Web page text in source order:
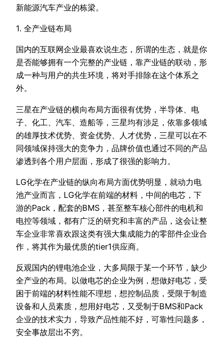
新能源汽车产业的栋梁。
1. 全产业链布局
国内的互联网企业最喜欢说生态，所谓的生态，就是你
是否能够拥有一个完整的产业链，靠产业链的联动，形
成一种与用户的共生环境，将对手排除在这个体系之
外。
三星在产业链的横向布局方面很有优势，半导体、电
子、化工、汽车、造船等，三星均有涉足，依靠多领域
的雄厚技术优势、资金优势、人才优势，三星可以在不
同领域保持强大的竞争力，品牌价值也通过不同的产品
渗透到各个用户层面，形成了很强的影响力。
LG化学在产业链的纵向布局方面优势明显，就动力电
池产业而言，LG化学在前端的材料，中间的电芯，下
游的Pack，配套的BMS，甚至整车核心部件的电机和
电控等领域，都有广泛的研究和丰富的产品，这会让整
车企业非常喜欢跟这类有强大集成能力的零部件企业合
作，将其作为最优质的tier1供应商。
反观国内的锂电池企业，大多局限于某一个环节，缺少
全产业的布局。以做电芯的企业为例，想做好电芯，受
困于前端的材料性能不理想，想控制品质，受限于制造
设备和人员素质，想用好电芯，又受制于BMS和Pack
企业的技术实力，导致产品性能不好，可靠性问题多，
安全事故层出不穷。